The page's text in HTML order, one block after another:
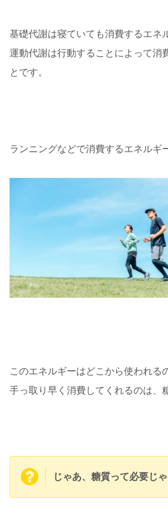
基礎代謝は寝ていても消費するエネ
運動代謝は行動することによって消
とです。
ランニングなどで消費するエネルギ
このエネルギーはどこから使われる
手っ取り早く消費してくれるのは、
じゃあ、糖質って必要じ